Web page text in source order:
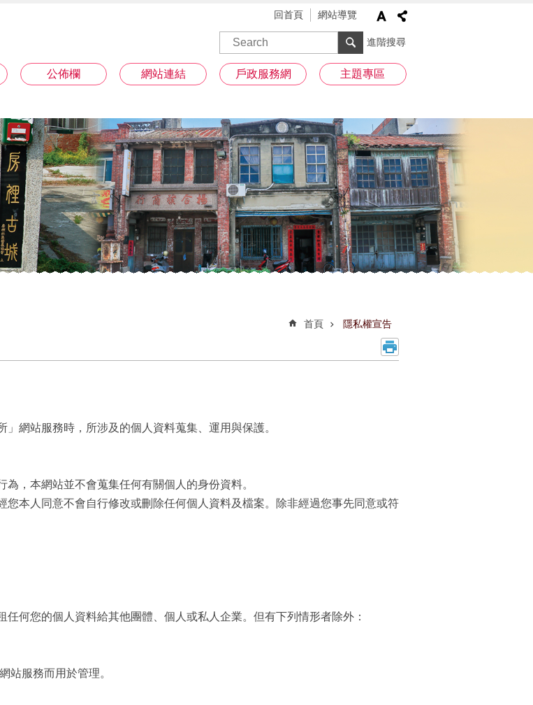
回首頁 網站導覽
進階搜尋
公佈欄 網站連結 戶政服務網 主題專區
首頁 隱私權宣告
網站服務時，所涉及的個人資料蒐集、運用與保護。
，本網站並不會蒐集任何有關個人的身份資料。
本人同意不會自行修改或刪除任何個人資料及檔案。除非經過您事先同意或符
何您的個人資料給其他團體、個人或私人企業。但有下列情形者除外：
服務而用於管理。